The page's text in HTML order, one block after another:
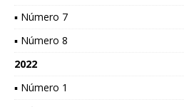
▪ Número 7
▪ Número 8
2022
▪ Número 1